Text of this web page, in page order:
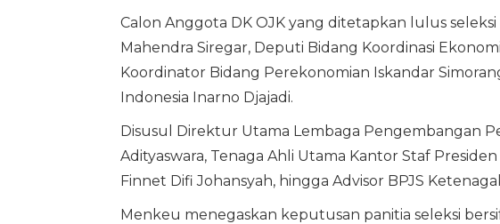
Calon Anggota DK OJK yang ditetapkan lulus
Mahendra Siregar, Deputi Bidang Koordinasi
Koordinator Bidang Perekonomian Iskandar
Indonesia Inarno Djajadi.
Disusul Direktur Utama Lembaga Pengembangan
Adityaswara, Tenaga Ahli Utama Kantor Staf
Finnet Difi Johansyah, hingga Advisor BPJS
Menkeu menegaskan keputusan panitia seleksi